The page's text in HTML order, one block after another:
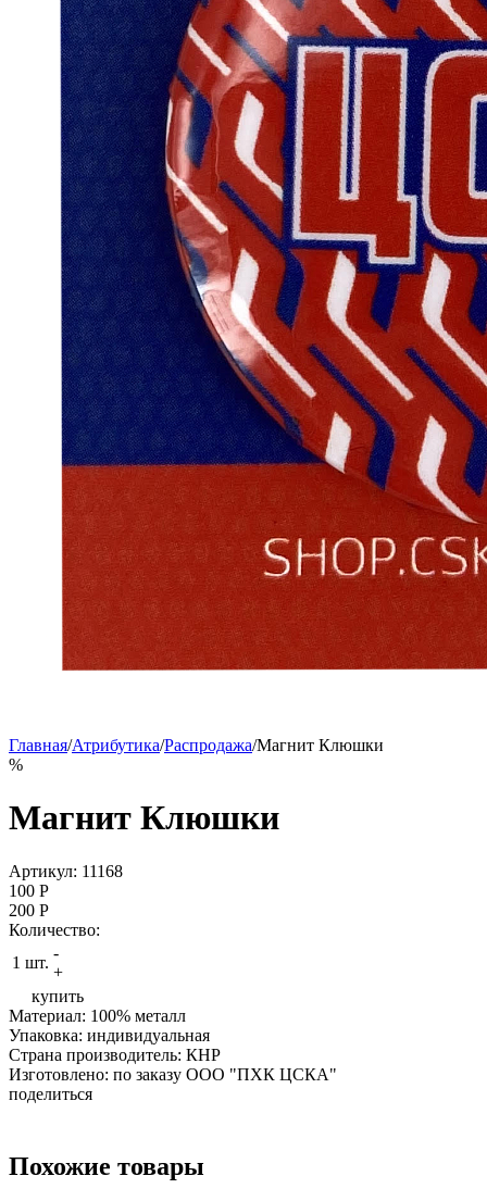
Главная/Атрибутика/Распродажа/Магнит Клюшки
%
Магнит Клюшки
Артикул: 11168
100 P
200 P
Количество:
1 шт.
-
+
купить
Материал: 100% металл
Упаковка: индивидуальная
Страна производитель: КНР
Изготовлено: по заказу ООО "ПХК ЦСКА"
поделиться
Похожие товары